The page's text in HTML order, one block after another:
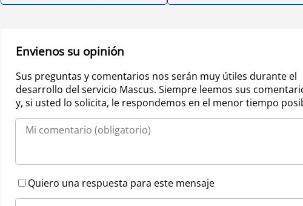
Envienos su opinión
Sus preguntas y comentarios nos serán muy útiles durante el
desarrollo del servicio Mascus. Siempre leemos sus
y, si usted lo solicita, le respondemos en el menor tiempo
Quiero una respuesta para este mensaje